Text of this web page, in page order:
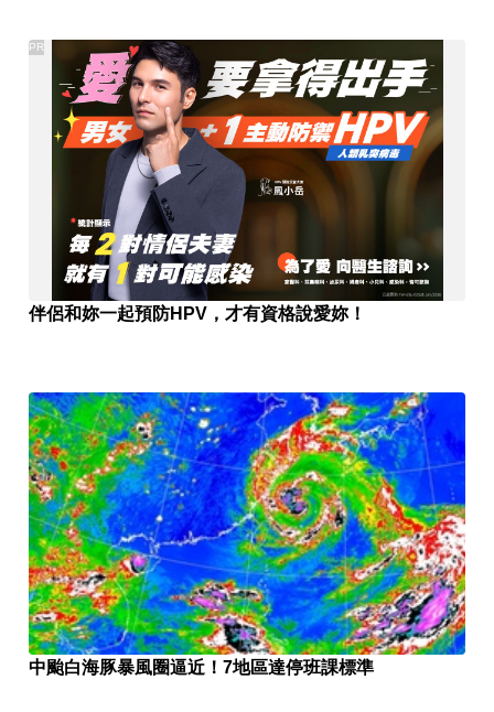
伴侶和妳一起預防HPV，才有資格說愛妳！
PR
中颱白海豚暴風圈逼近！7地區達停班課標準